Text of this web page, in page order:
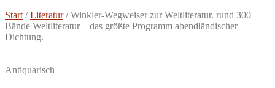
Start /Literatur/Winkler-Wegweiser zur Weltliteratur. rund 300
Bände Weltliteratur – das größte Programm abendländischer
Dichtung.
Antiquarisch